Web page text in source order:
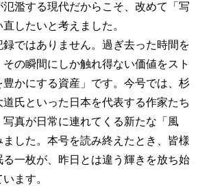
濫する現代だからこそ、改めて「写
したいと考えました。
ではありません。過ぎ去った時間を
の瞬間にしか触れ得ない価値をスト
豊かにする資産」です。今号では、杉
氏といった日本を代表する作家たち
真が日常に連れてくる新たな「風
した。本号を読み終えたとき、皆様
一枚が、昨日とは違う輝きを放ち始
ます。